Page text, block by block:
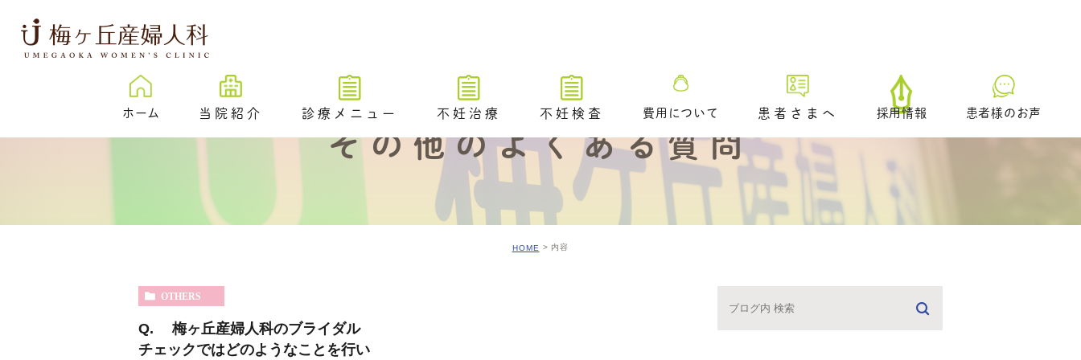
ホーム 当院紹介 診療メニュー
SR）
不妊治療
不妊治療トップ
不妊治療の解説動画
タイミング法
排卵障害に対する薬物療法
不妊検査
不妊検査トップ
排卵や卵巣状態を調べる検査
卵管が通っているかを調べる
費用について 患者さまへ
初診の方へ
プレ妊活／ブライダルチェッ
かお悩みの方へ
採用情報 患者様のお声
その他のよくある質問
HOME 内容
OTHERS
Q. 梅ヶ丘産婦人科のブライダル
チェックではどのようなことを行い